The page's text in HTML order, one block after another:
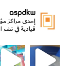
حدّ أقلّ من النوع
ويأوي إلى الغطاء
الأشجار.
aspdkw
إحدى مراكز
قيادية في نشر
لشؤون الش
من الأعماق نكتشف
⁨ ⁨ نتشرف بدعوتكم لزيارة جناح التقدم العلمي للنشر